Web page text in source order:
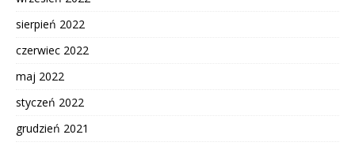
sierpień 2022
czerwiec 2022
maj 2022
styczeń 2022
grudzień 2021